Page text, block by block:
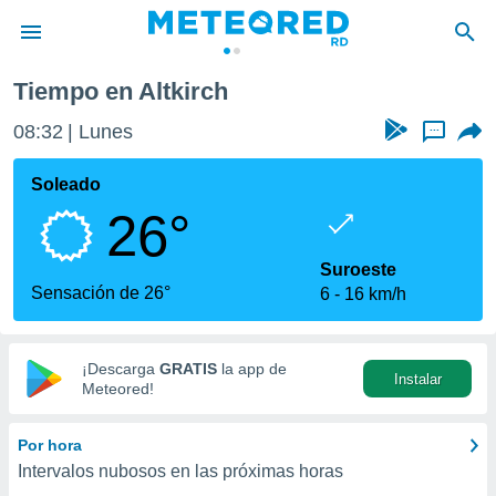
de
ha sido
calidad.
a este
las
y
digital
basada
Tiempo en Altkirch
08:32 Lunes ...
Soleado
26°
Sensación de 26°
Suroeste
6
16 km/h
¡Descarga GRATIS la app de
Meteored!
Instalar
Por hora
Intervalos nubosos en las próximas horas